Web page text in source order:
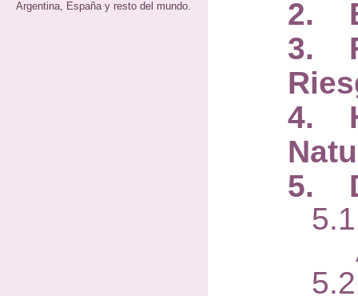
Argentina, España y resto del mundo.
2.
3.
4.
5.
5.1
5.2